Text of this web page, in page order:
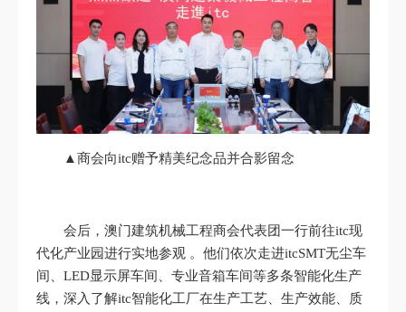
▲商会向itc赠予精美纪念品并合影留念
会后，澳门建筑机械工程商会代表团一行前往itc现
代化产业园进行实地参观 。他们依次走进itcSMT无尘车
间、LED显示屏车间、专业音箱车间等多条智能化生产
线，深入了解itc智能化工厂在生产工艺、生产效能、质